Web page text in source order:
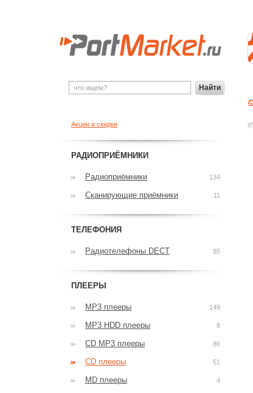
Акции и скидки
РАДИОПРИЁМНИКИ
Радиоприёмники 134
Сканирующие приёмники 11
ТЕЛЕФОНИЯ
Радиотелефоны DECT 85
ПЛЕЕРЫ
MP3 плееры 149
MP3 HDD плееры 8
CD MP3 плееры 86
CD плееры 51
MD плееры 4
Найти